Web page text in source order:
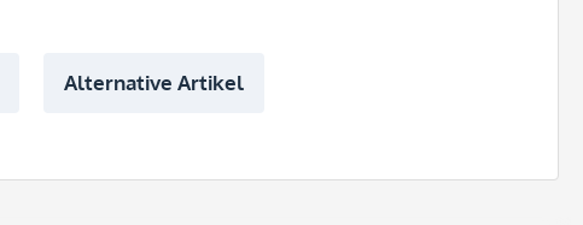
Alternative Artikel